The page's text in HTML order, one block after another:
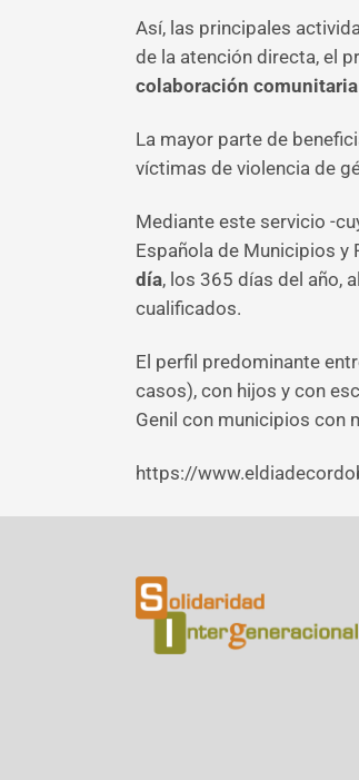
Así, las principales
de la atención directa, el
colaboración comunitaria
La mayor parte de
víctimas de violencia de
Mediante este servicio -
Española de Municipios
día, los 365 días del año,
cualificados.
El perfil predominante
casos), con hijos y con
Genil con municipios con
https://